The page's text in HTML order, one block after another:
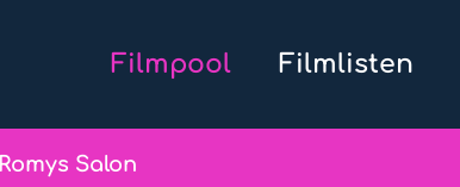
Filmpool Filmlisten
Romys Salon